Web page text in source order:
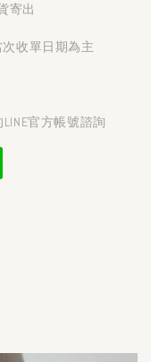
寄出
收單日期為主
官方帳號諮詢